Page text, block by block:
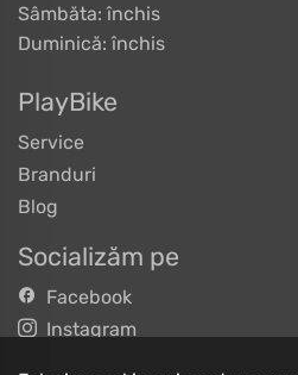
Sâmbăta: închis
Duminică: închis
PlayBike
Service
Branduri
Blog
Socializăm pe
Facebook
Instagram